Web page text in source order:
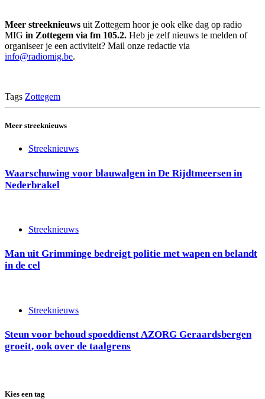
Meer streeknieuws uit Zottegem hoor je ook elke dag op radio
MIG in Zottegem via fm 105.2. Heb je zelf nieuws te melden of
organiseer je een activiteit? Mail onze redactie via
info@radiomig.be.
Tags Zottegem
Meer streeknieuws
Streeknieuws
Waarschuwing voor blauwalgen in De Rijdtmeersen in
Nederbrakel
Streeknieuws
Man uit Grimminge bedreigt politie met wapen en belandt
in de cel
Streeknieuws
Steun voor behoud spoeddienst AZORG Geraardsbergen
groeit, ook over de taalgrens
Kies een tag